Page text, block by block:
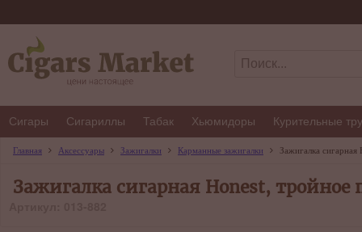
Сигары Сигариллы Табак Хьюмидоры Курительные
Главная Аксессуары Зажигалки Карманные зажигалки Зажигалка
Зажигалка сигарная Honest,